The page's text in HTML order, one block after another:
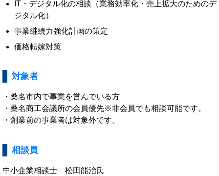
IT・デジタル化の相談（業務効率化・売上拡大のためのデ
ジタル化）
事業継続力強化計画の策定
価格転嫁対策
対象者
・桑名市内で事業を営んでいる方
・桑名商工会議所の会員優先※非会員でも相談可能です。
・創業前の事業者は対象外です。
相談員
中小企業相談士 松田能治氏